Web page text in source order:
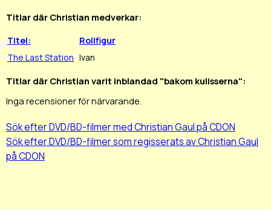
Titlar där Christian medverkar:
Titel:
Rollfigur
The Last Station Ivan
Titlar där Christian varit inblandad "bakom kulisserna":
Inga recensioner för närvarande.
Sök efter DVD/BD-filmer med Christian Gaul på CDON
Sök efter DVD/BD-filmer som regisserats av Christian Gaul
på CDON